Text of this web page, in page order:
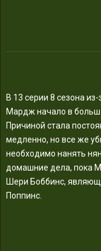
В 13 серии 8 сезона
Мардж начало в
Причиной стала
медленно, но все же
необходимо нанять
домашние дела, пока
Шери Боббинс,
Поппинс.